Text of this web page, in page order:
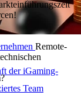
der iGaming-
Remote-
Team